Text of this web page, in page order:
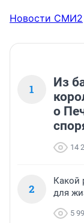
Новости СМИ2
1
Из
о
14
2
Какой
для
5